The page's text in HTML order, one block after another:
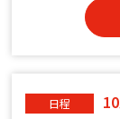
日程